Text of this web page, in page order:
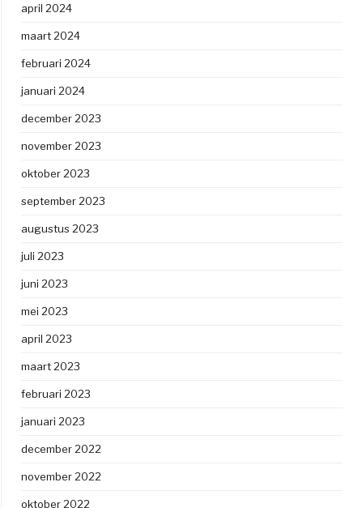
april 2024
maart 2024
februari 2024
januari 2024
december 2023
november 2023
oktober 2023
september 2023
augustus 2023
juli 2023
juni 2023
mei 2023
april 2023
maart 2023
februari 2023
januari 2023
december 2022
november 2022
oktober 2022